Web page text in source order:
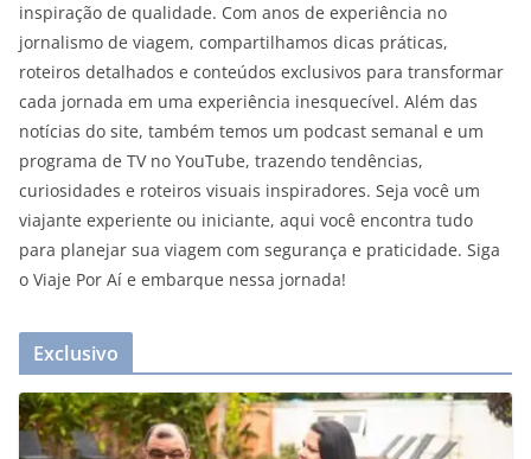
inspiração de qualidade. Com anos de experiência no
jornalismo de viagem, compartilhamos dicas práticas,
roteiros detalhados e conteúdos exclusivos para transformar
cada jornada em uma experiência inesquecível. Além das
notícias do site, também temos um podcast semanal e um
programa de TV no YouTube, trazendo tendências,
curiosidades e roteiros visuais inspiradores. Seja você um
viajante experiente ou iniciante, aqui você encontra tudo
para planejar sua viagem com segurança e praticidade. Siga
o Viaje Por Aí e embarque nessa jornada!
Exclusivo